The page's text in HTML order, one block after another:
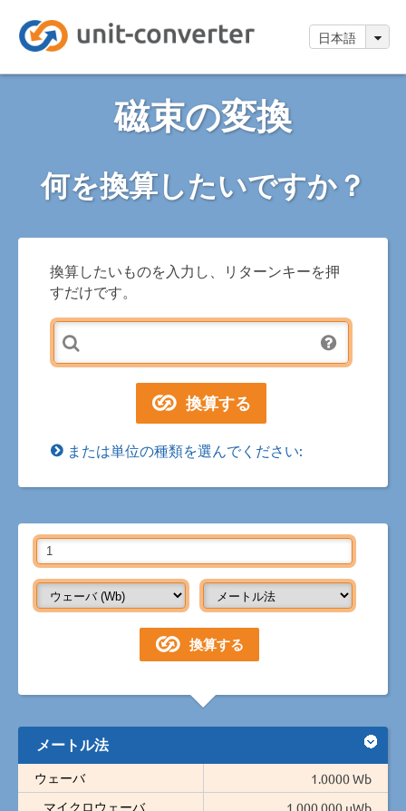
日本語
磁束の変換
何を換算したいですか？
換算したいものを入力し、リターンキーを押
すだけです。
または単位の種類を選んでください:
メートル法
ウェーバ
1.0000 Wb
マイクロウェーバ
1,000,000 µWb